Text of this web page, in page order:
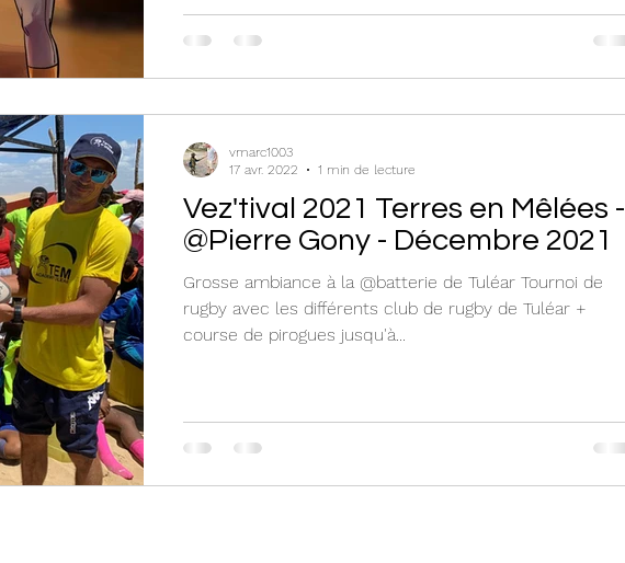
Vez'tival 2021 Terres en Mêlées -
@Pierre Gony - Décembre 2021
Grosse ambiance à la @batterie de Tuléar Tournoi de
rugby avec les différents club de rugby de Tuléar +
course de pirogues jusqu'à...
vmarc1003
17 avr. 2022
1 min de lecture